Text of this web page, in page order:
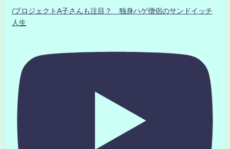
/プロジェクトA子さんも注目？ 独身ハゲ僧侶のサンドイッチ
人生